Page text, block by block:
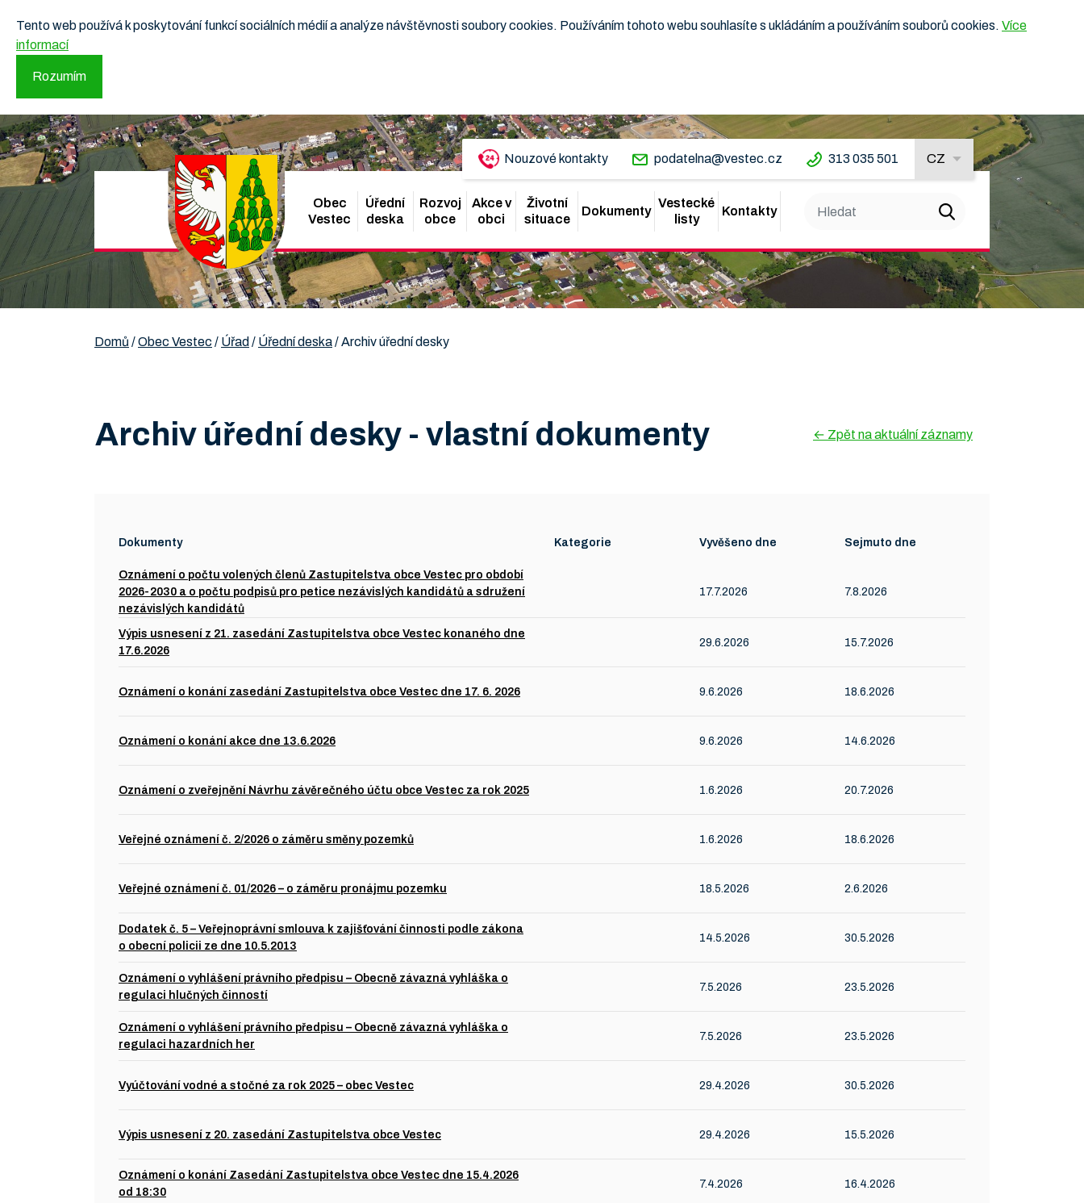
Tento web používá k poskytování funkcí sociálních médií a analýze návštěvnosti soubory cookies. Používáním tohoto webu souhlasíte s ukládáním a používáním souborů cookies. Více
informací
Rozumím
Nouzové kontakty podatelna@vestec.cz 313 035 501 CZ
Obec
Vestec
Úřední
deska
Rozvoj
obce
Akce v
obci
Životní
situace
Dokumenty
Vestecké
listy
Kontakty
Domů /Obec Vestec / Úřad / Úřední deska/Archiv úřední desky
Archiv úřední desky - vlastní dokumenty ← Zpět na aktuální záznamy
Dokumenty Kategorie Vyvěšeno dne Sejmuto dne
Oznámení o počtu volených členů Zastupitelstva obce Vestec pro období
2026-2030 a o počtu podpisů pro petice nezávislých kandidátů a sdružení
nezávislých kandidátů
17.7.2026 7.8.2026
Výpis usnesení z 21. zasedání Zastupitelstva obce Vestec konaného dne
17.6.2026
29.6.2026 15.7.2026
Oznámení o konání zasedání Zastupitelstva obce Vestec dne 17. 6. 2026 9.6.2026 18.6.2026
Oznámení o konání akce dne 13.6.2026 9.6.2026 14.6.2026
Oznámení o zveřejnění Návrhu závěrečného účtu obce Vestec za rok 2025 1.6.2026 20.7.2026
Veřejné oznámení č. 2/2026 o záměru směny pozemků 1.6.2026 18.6.2026
Veřejné oznámení č. 01/2026 – o záměru pronájmu pozemku 18.5.2026 2.6.2026
Dodatek č. 5 – Veřejnoprávní smlouva k zajišťování činnosti podle zákona
o obecní policii ze dne 10.5.2013
14.5.2026 30.5.2026
Oznámení o vyhlášení právního předpisu – Obecně závazná vyhláška o
regulaci hlučných činností
7.5.2026 23.5.2026
Oznámení o vyhlášení právního předpisu – Obecně závazná vyhláška o
regulaci hazardních her
7.5.2026 23.5.2026
Vyúčtování vodné a stočné za rok 2025 – obec Vestec 29.4.2026 30.5.2026
Výpis usnesení z 20. zasedání Zastupitelstva obce Vestec 29.4.2026 15.5.2026
Oznámení o konání Zasedání Zastupitelstva obce Vestec dne 15.4.2026
od 18:30
7.4.2026 16.4.2026